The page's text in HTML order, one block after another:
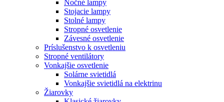
Nočné lampy
Stojacie lampy
Stolné lampy
Stropné osvetlenie
Závesné osvetlenie
Príslušenstvo k osvetleniu
Stropné ventilátory
Vonkajšie osvetlenie
Solárne svietidlá
Vonkajšie svietidlá na elektrinu
Žiarovky